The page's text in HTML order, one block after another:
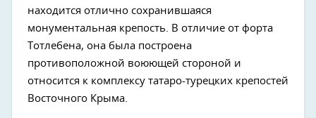
находится отлично сохранившаяся
монументальная крепость. В отличие от форта
Тотлебена, она была построена
противоположной воюющей стороной и
относится к комплексу татаро-турецких крепостей
Восточного Крыма.